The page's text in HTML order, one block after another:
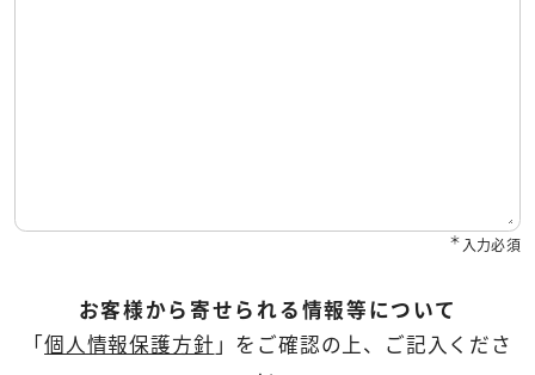
＊ 入力必須
お客様から寄せられる情報等について
「個人情報保護方針 」をご確認の上、ご記入くださ